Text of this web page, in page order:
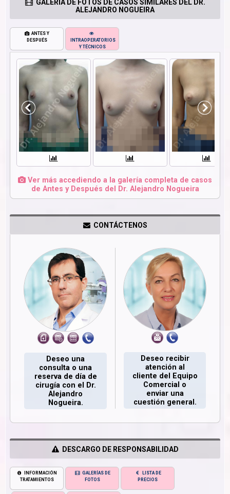
GALERÍA DE FOTOS DE CASOS SIMILARES DEL DR.
ALEJANDRO NOGUEIRA
ANTES Y
DESPUÉS
INTRAOPERATORIOS
Y TÉCNICOS
Ver más accediendo a la galería completa de casos
de Antes y Después del Dr. Alejandro Nogueira
CONTÁCTENOS
Deseo una
consulta o una
reserva de día de
cirugía con el Dr.
Alejandro
Nogueira.
Deseo recibir
atención al
cliente del Equipo
Comercial o
enviar una
cuestión general.
DESCARGO DE RESPONSABILIDAD
INFORMACIÓN
TRATAMIENTOS
GALERÍAS DE
FOTOS
LISTA DE
PRECIOS